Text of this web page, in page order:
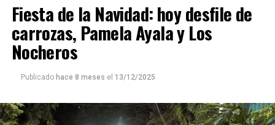
Fiesta de la Navidad: hoy desfile de
carrozas, Pamela Ayala y Los
Nocheros
Publicado hace 8 meses el 13/12/2025